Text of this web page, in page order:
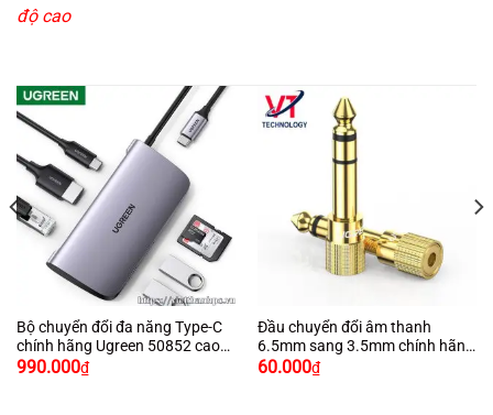
độ cao
Bộ chuyển đổi đa năng Type-C
chính hãng Ugreen 50852 cao
cấp
990.000₫
Đầu chuyển đổi âm thanh
6.5mm sang 3.5mm chính hãng
Ugreen 20503 cao cấp
60.000₫